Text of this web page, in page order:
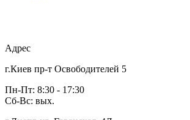
Адрес
г.Киев пр-т Освободителей 5
Пн-Пт: 8:30 - 17:30
Сб-Вс: вых.